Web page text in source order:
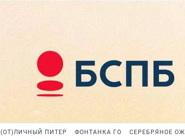
(ОТ)ЛИЧНЫЙ ПИТЕР ФОНТАНКА ГО СЕРЕБРЯНОЕ